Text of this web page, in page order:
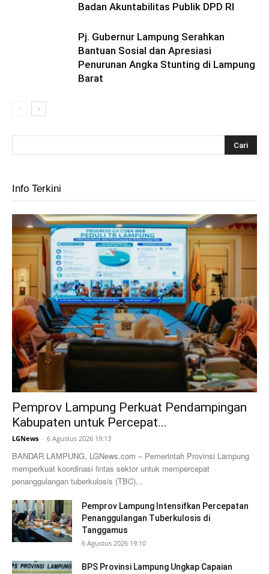
Badan Akuntabilitas Publik DPD RI
Pj. Gubernur Lampung Serahkan
Bantuan Sosial dan Apresiasi
Penurunan Angka Stunting di Lampung
Barat
Info Terkini
Pemprov Lampung Perkuat Pendampingan
Kabupaten untuk Percepat...
LGNews - 6 Agustus 2026 19:13
BANDAR LAMPUNG, LGNews.com – Pemerintah Provinsi Lampung
memperkuat koordinasi lintas sektor untuk mempercepat
penanggulangan tuberkulosis (TBC)...
Pemprov Lampung Intensifkan Percepatan
Penanggulangan Tuberkulosis di
Tanggamus
6 Agustus 2026 19:10
BPS Provinsi Lampung Ungkap Capaian